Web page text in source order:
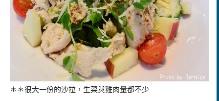
＊＊很大一份的沙拉，生菜與雞肉量都不少